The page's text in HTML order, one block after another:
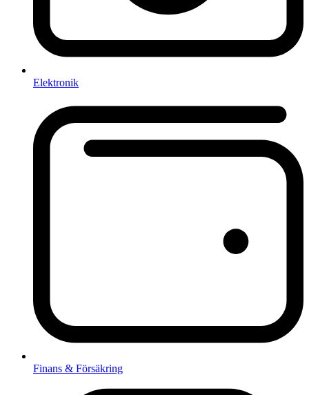
Elektronik
Finans & Försäkring